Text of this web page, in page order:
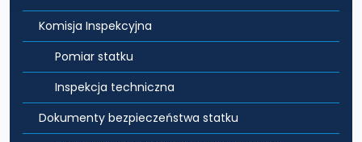
Komisja Inspekcyjna
Pomiar statku
Inspekcja techniczna
Dokumenty bezpieczeństwa statku